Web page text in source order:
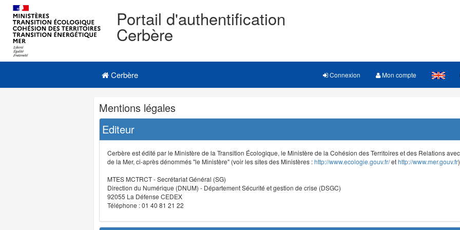
Portail d'authentification
Cerbère
Navigation
Menu principal
Cerbère Connexion Mon compte
Navigation
et
outils
annexes
Mentions légales
Editeur
Cerbère est édité par le Ministère de la Transition Écologique, le Ministère de la Cohésion des Territoires et des Relations
de la Mer, ci-après dénommés "le Ministère" (voir les sites des Ministères :http://www.ecologie.gouv.fr/ethttp://www.mer.gouv.fr
MTES MCTRCT - Secrétariat Général (SG)
Direction du Numérique (DNUM) - Département Sécurité et gestion de crise (DSGC)
92055 La Défense CEDEX
Téléphone : 01 40 81 21 22